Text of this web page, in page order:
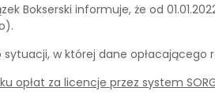
Bokserski informuje, że od
w której dane
opłat za licencje przez system